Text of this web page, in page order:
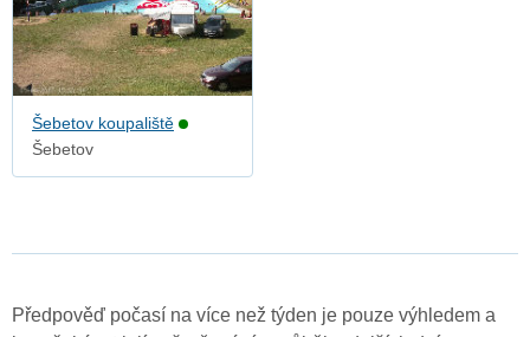
Šebetov koupaliště
Šebetov
Předpověď počasí na více než týden je pouze výhledem a